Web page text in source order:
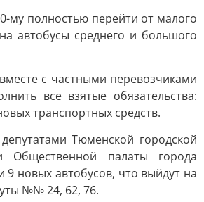
му полностью перейти от малого
автобусы среднего и большого
с частными перевозчиками
все взятые обязательства:
транспортных средств.
Тюменской городской
палаты города
новых автобусов, что выйдут на
№№ 24, 62, 76.